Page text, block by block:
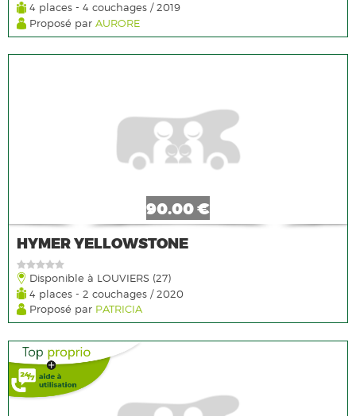
4 places - 4 couchages / 2019
Proposé par AURORE
90.00 €
HYMER YELLOWSTONE
Disponible à LOUVIERS (27)
4 places - 2 couchages / 2020
Proposé par PATRICIA